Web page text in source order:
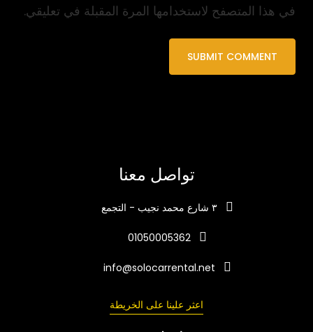
في هذا المتصفح لاستخدامها المرة المقبلة في تعليقي.
تواصل معنا
٣ شارع محمد نجيب - التجمع
01050005362
info@solocarrental.net
اعثر علينا على الخريطة